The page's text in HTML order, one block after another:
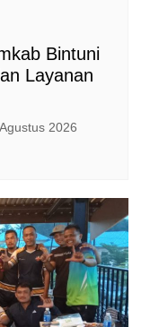
Bintuni
Layanan
2026